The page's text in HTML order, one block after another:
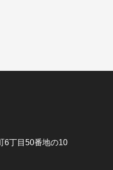
6丁目50番地の10